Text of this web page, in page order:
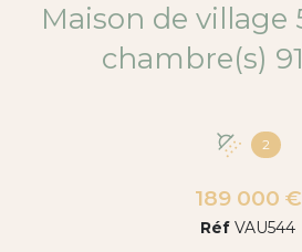
Maison de village 5 pièce(s) 2
2
189 000 €
Réf VAU544